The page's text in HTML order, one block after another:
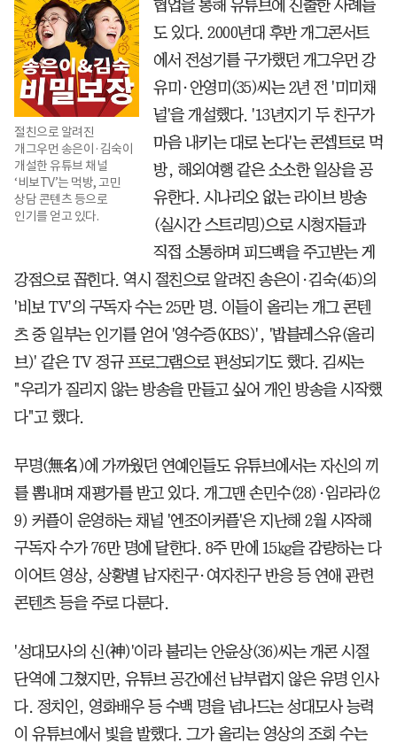
절친으로 알려진
개그우먼 송은이·김숙이
개설한 유튜브 채널
‘비보TV’는 먹방, 고민
상담 콘텐츠 등으로
인기를 얻고 있다.
협업을 통해 유튜브에 진출한 사례들
도 있다. 2000년대 후반 개그콘서트
에서 전성기를 구가했던 개그우먼 강
유미·안영미(35)씨는 2년 전 '미미채
널'을 개설했다. '13년지기 두 친구가
마음 내키는 대로 논다'는 콘셉트로 먹
방, 해외여행 같은 소소한 일상을 공
유한다. 시나리오 없는 라이브 방송
(실시간 스트리밍)으로 시청자들과
직접 소통하며 피드백을 주고받는 게
강점으로 꼽힌다. 역시 절친으로 알려진 송은이·김숙(45)의
'비보 TV'의 구독자 수는 25만 명. 이들이 올리는 개그 콘텐
츠 중 일부는 인기를 얻어 '영수증(KBS)', '밥블레스유(올리
브)' 같은 TV 정규 프로그램으로 편성되기도 했다. 김씨는
"우리가 질리지 않는 방송을 만들고 싶어 개인 방송을 시작했
다"고 했다.
무명(無名)에 가까웠던 연예인들도 유튜브에서는 자신의 끼
를 뽐내며 재평가를 받고 있다. 개그맨 손민수(28)·임라라(2
9) 커플이 운영하는 채널 '엔조이커플'은 지난해 2월 시작해
구독자 수가 76만 명에 달한다. 8주 만에 15㎏을 감량하는 다
이어트 영상, 상황별 남자친구·여자친구 반응 등 연애 관련
콘텐츠 등을 주로 다룬다.
'성대모사의 신(神)'이라 불리는 안윤상(36)씨는 개콘 시절
단역에 그쳤지만, 유튜브 공간에선 남부럽지 않은 유명 인사
다. 정치인, 영화배우 등 수백 명을 넘나드는 성대모사 능력
이 유튜브에서 빛을 발했다. 그가 올리는 영상의 조회 수는